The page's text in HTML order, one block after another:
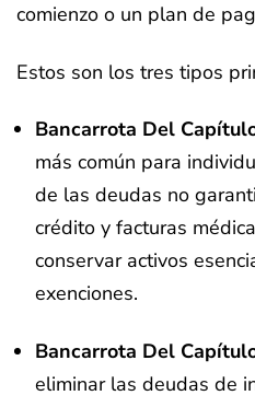
comienzo o un plan de
Estos son los tres tipos
Bancarrota Del
más común para
de las deudas no
crédito y facturas
conservar activos
exenciones.
Bancarrota Del
eliminar las deudas de